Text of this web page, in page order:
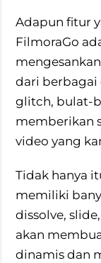
Adapun fitur
FilmoraGo
dari berbagai
glitch, bulat-
memberikan
video yang
Tidak hanya
memiliki
dissolve,
akan
dinamis dan